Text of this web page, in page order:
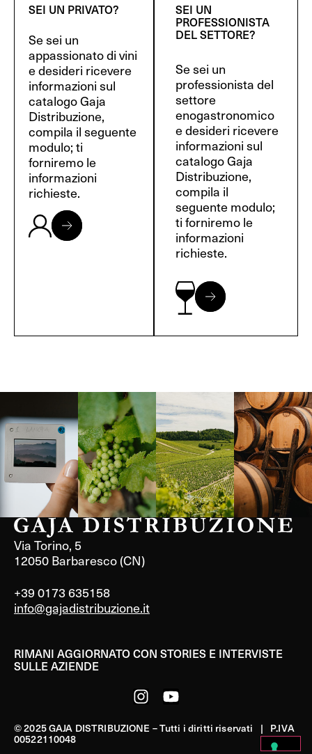
SEI UN PRIVATO?
Se sei un
appassionato di vini
e desideri ricevere
informazioni sul
catalogo Gaja
Distribuzione,
compila il seguente
modulo; ti
forniremo le
informazioni
richieste.
SEI UN
PROFESSIONISTA
DEL SETTORE?
Se sei un
professionista del
settore
enogastronomico
e desideri ricevere
informazioni sul
catalogo Gaja
Distribuzione,
compila il
seguente modulo;
ti forniremo le
informazioni
richieste.
Langa, 1977 Borgogna,
Francia
Borgogna,
Francia
Instagram
Via Torino, 5
12050 Barbaresco (CN)
+39 0173 635158
info@gajadistribuzione.it
RIMANI AGGIORNATO CON STORIES E INTERVISTE
SULLE AZIENDE
© 2025 GAJA DISTRIBUZIONE – Tutti i diritti riservati | P.IVA
00522110048